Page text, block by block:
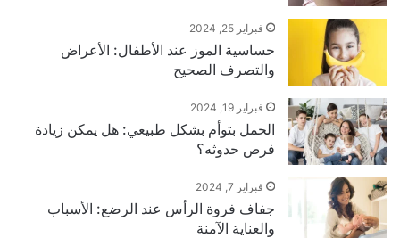
فبراير 25, 2024
حساسية الموز عند الأطفال: الأعراض
والتصرف الصحيح
فبراير 19, 2024
الحمل بتوأم بشكل طبيعي: هل يمكن زيادة
فرص حدوثه؟
فبراير 7, 2024
جفاف فروة الرأس عند الرضع: الأسباب
والعناية الآمنة